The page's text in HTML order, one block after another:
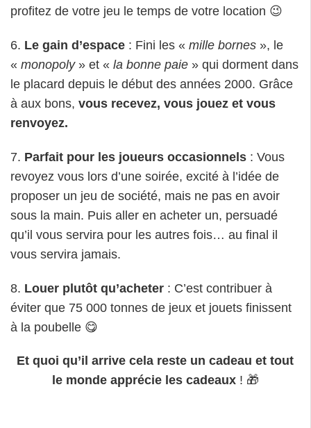
profitez de votre jeu le temps de votre location 😉
6. Le gain d’espace : Fini les « mille bornes », le
« monopoly » et « la bonne paie » qui dorment dans
le placard depuis le début des années 2000. Grâce
à aux bons, vous recevez, vous jouez et vous
renvoyez.
7. Parfait pour les joueurs occasionnels : Vous
revoyez vous lors d’une soirée, excité à l’idée de
proposer un jeu de société, mais ne pas en avoir
sous la main. Puis aller en acheter un, persuadé
qu’il vous servira pour les autres fois… au final il
vous servira jamais.
8. Louer plutôt qu’acheter : C’est contribuer à
éviter que 75 000 tonnes de jeux et jouets finissent
à la poubelle 😋
Et quoi qu’il arrive cela reste un cadeau et tout
le monde apprécie les cadeaux! 🎁